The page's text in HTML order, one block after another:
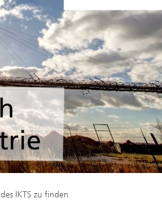
des IKTS zu finden